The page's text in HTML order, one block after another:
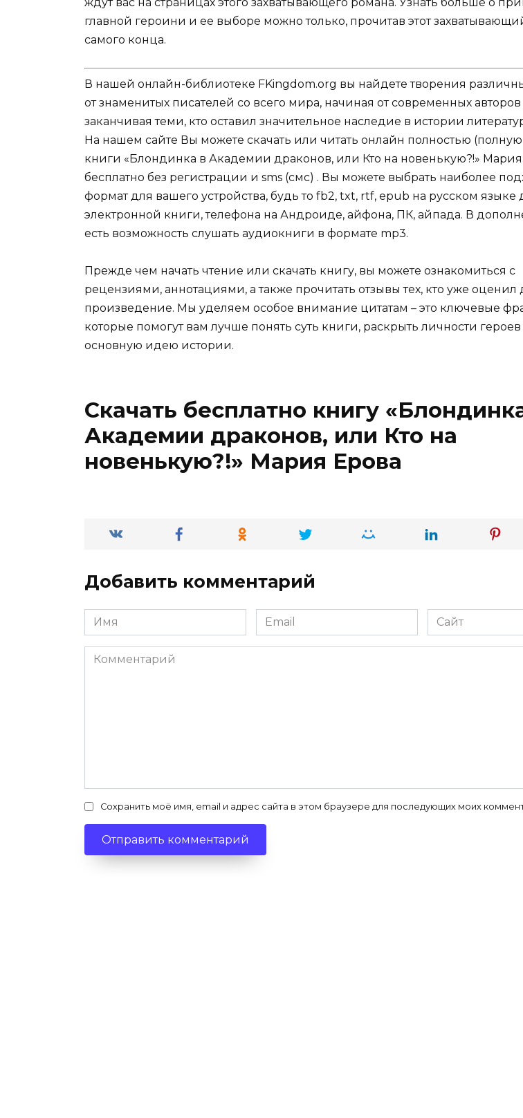
главной героини и ее выборе можно только, прочитав этот
самого конца.
В нашей онлайн-библиотеке FKingdom.org вы найдете творения
от знаменитых писателей со всего мира, начиная от современных авторов
заканчивая теми, кто оставил значительное наследие в истории
На нашем сайте Вы можете скачать или читать онлайн полностью
книги «Блондинка в Академии драконов, или Кто на новенькую?!»
бесплатно без регистрации и sms (смс) . Вы можете выбрать наиболее
формат для вашего устройства, будь то fb2, txt, rtf, epub на русском языке
электронной книги, телефона на Андроиде, айфона, ПК, айпада. В
есть возможность слушать аудиокниги в формате mp3.
Прежде чем начать чтение или скачать книгу, вы можете ознакомиться с
рецензиями, аннотациями, а также прочитать отзывы тех, кто уже оценил
произведение. Мы уделяем особое внимание цитатам – это ключевые
которые помогут вам лучше понять суть книги, раскрыть личности героев
основную идею истории.
Скачать бесплатно книгу
Академии драконов, или Кто на
новенькую?!» Мария Ерова
Добавить комментарий
Имя
*
Email
*
Сайт
Комментарий
Сохранить моё имя, email и адрес сайта в этом браузере для последующих моих